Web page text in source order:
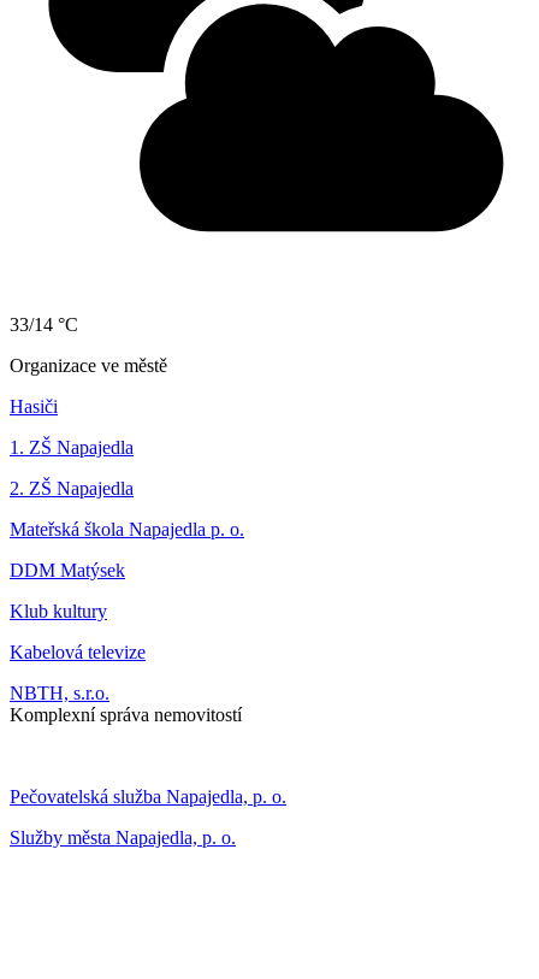
33/14 °C
Organizace ve městě
Hasiči
1. ZŠ Napajedla
2. ZŠ Napajedla
Mateřská škola Napajedla p. o.
DDM Matýsek
Klub kultury
Kabelová televize
NBTH, s.r.o.
Komplexní správa nemovitostí
Pečovatelská služba Napajedla, p. o.
Služby města Napajedla, p. o.